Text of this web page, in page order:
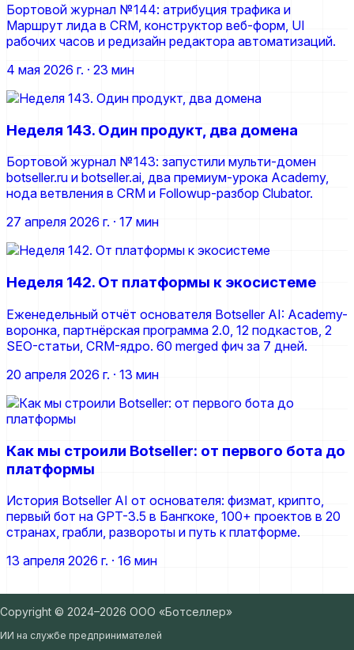
Бортовой журнал №144: атрибуция трафика и
Маршрут лида в CRM, конструктор веб-форм, UI
рабочих часов и редизайн редактора автоматизаций.
4 мая 2026 г. · 23 мин
Неделя 143. Один продукт, два домена
Бортовой журнал №143: запустили мульти-домен
botseller.ru и botseller.ai, два премиум-урока Academy,
нода ветвления в CRM и Followup-разбор Clubator.
27 апреля 2026 г. · 17 мин
Неделя 142. От платформы к экосистеме
Еженедельный отчёт основателя Botseller AI: Academy-
воронка, партнёрская программа 2.0, 12 подкастов, 2
SEO-статьи, CRM-ядро. 60 merged фич за 7 дней.
20 апреля 2026 г. · 13 мин
Как мы строили Botseller: от первого бота до
платформы
История Botseller AI от основателя: физмат, крипто,
первый бот на GPT-3.5 в Бангкоке, 100+ проектов в 20
странах, грабли, развороты и путь к платформе.
13 апреля 2026 г. · 16 мин
Copyright © 2024–2026 ООО «Ботселлер»
ИИ на службе предпринимателей